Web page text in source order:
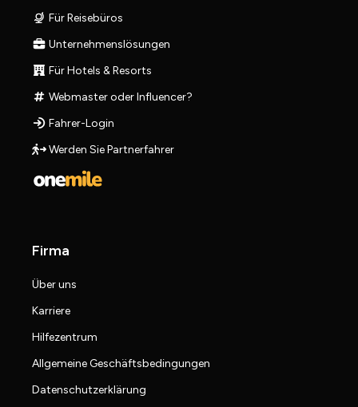
Für Reisebüros
Unternehmenslösungen
Für Hotels & Resorts
Webmaster oder Influencer?
Fahrer-Login
Werden Sie Partnerfahrer
Firma
Über uns
Karriere
Hilfezentrum
Allgemeine Geschäftsbedingungen
Datenschutzerklärung